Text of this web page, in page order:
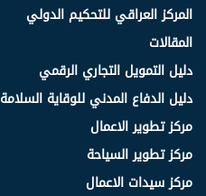
المركز العراقي للتحكيم الدولي
المقالات
دليل التمويل التجاري الرقمي
دليل الدفاع المدني للوقاية السلامة
مركز تطوير الاعمال
مركز تطوير السياحة
مركز سيدات الاعمال